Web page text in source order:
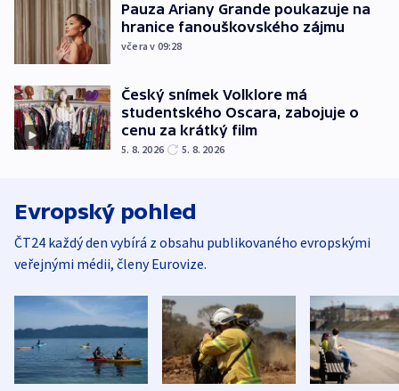
Pauza Ariany Grande poukazuje na
hranice fanouškovského zájmu
včera v 09:28
Český snímek Volklore má
studentského Oscara, zabojuje o
cenu za krátký film
5. 8. 2026 5. 8. 2026
Evropský pohled
ČT24 každý den vybírá z obsahu publikovaného evropskými
veřejnými médii, členy Eurovize.